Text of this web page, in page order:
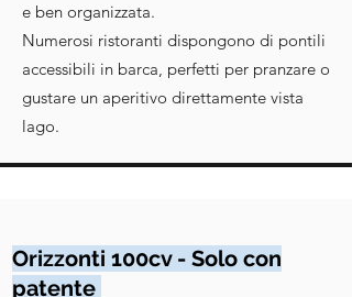
e ben organizzata.
Numerosi ristoranti dispongono di pontili
accessibili in barca, perfetti per pranzare o
gustare un aperitivo direttamente vista
lago.
Orizzonti 100cv - Solo con
patente